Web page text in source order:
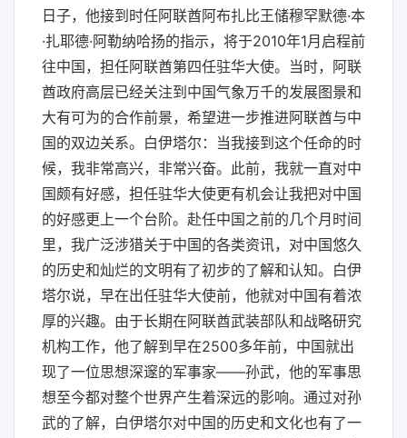
日子，他接到时任阿联酋阿布扎比王储穆罕默德·本
·扎耶德·阿勒纳哈扬的指示，将于2010年1月启程前
往中国，担任阿联酋第四任驻华大使。当时，阿联
酋政府高层已经关注到中国气象万千的发展图景和
大有可为的合作前景，希望进一步推进阿联酋与中
国的双边关系。白伊塔尔：当我接到这个任命的时
候，我非常高兴，非常兴奋。此前，我就一直对中
国颇有好感，担任驻华大使更有机会让我把对中国
的好感更上一个台阶。赴任中国之前的几个月时间
里，我广泛涉猎关于中国的各类资讯，对中国悠久
的历史和灿烂的文明有了初步的了解和认知。白伊
塔尔说，早在出任驻华大使前，他就对中国有着浓
厚的兴趣。由于长期在阿联酋武装部队和战略研究
机构工作，他了解到早在2500多年前，中国就出
现了一位思想深邃的军事家——孙武，他的军事思
想至今都对整个世界产生着深远的影响。通过对孙
武的了解，白伊塔尔对中国的历史和文化也有了一